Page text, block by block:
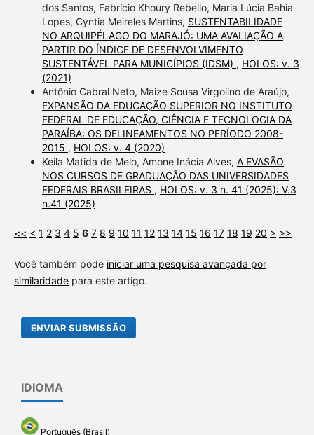
dos Santos, Fabrício Khoury Rebello, Maria Lúcia Bahia
Lopes, Cyntia Meireles Martins, SUSTENTABILIDADE
NO ARQUIPÉLAGO DO MARAJÓ: UMA AVALIAÇÃO A
PARTIR DO ÍNDICE DE DESENVOLVIMENTO
SUSTENTÁVEL PARA MUNICÍPIOS (IDSM) , HOLOS: v. 3
(2021)
Antônio Cabral Neto, Maize Sousa Virgolino de Araújo,
EXPANSÃO DA EDUCAÇÃO SUPERIOR NO INSTITUTO
FEDERAL DE EDUCAÇÃO, CIÊNCIA E TECNOLOGIA DA
PARAÍBA: OS DELINEAMENTOS NO PERÍODO 2008-
2015 , HOLOS: v. 4 (2020)
Keila Matida de Melo, Amone Inácia Alves, A EVASÃO
NOS CURSOS DE GRADUAÇÃO DAS UNIVERSIDADES
FEDERAIS BRASILEIRAS , HOLOS: v. 3 n. 41 (2025): V.3
n.41 (2025)
<< < 1 2 3 4 5 6 7 8 9 10 11 12 13 14 15 16 17 18 19 20 > >>
Você também pode iniciar uma pesquisa avançada por
similaridadepara este artigo.
ENVIAR SUBMISSÃO
IDIOMA
Português (Brasil)